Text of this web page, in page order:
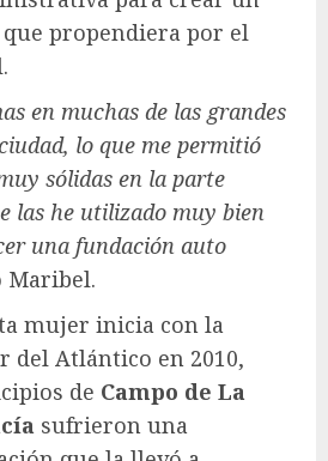
propendiera por el
en muchas de las grandes
lo que me permitió
sólidas en la parte
las he utilizado muy bien
una fundación auto
Maribel.
mujer inicia con la
del Atlántico en 2010,
de Campo de La
sufrieron una